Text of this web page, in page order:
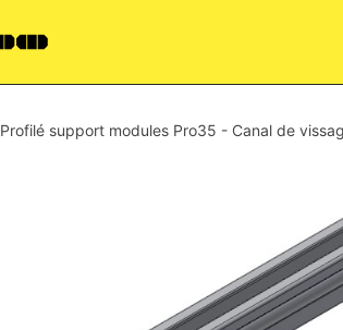
Profilé support modules Pro35 - Canal de